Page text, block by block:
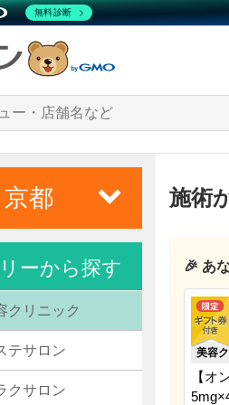
施術
🎉 あ
美容
【オ
京都
ーから探す
クリニック
テサロン
クサロン
無料診断